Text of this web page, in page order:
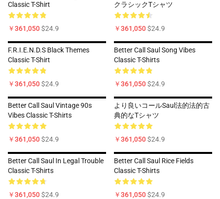
Classic T-Shirt
￥361,050$24.9
クラシックTシャツ
￥361,050$24.9
F.R.I.E.N.D.S Black Themes
Classic T-Shirt
￥361,050$24.9
Better Call Saul Song Vibes
Classic T-Shirts
￥361,050$24.9
Better Call Saul Vintage 90s
Vibes Classic T-Shirts
￥361,050$24.9
より良いコールSaul法的法的古
典的なTシャツ
￥361,050$24.9
Better Call Saul In Legal Trouble
Classic T-Shirts
￥361,050$24.9
Better Call Saul Rice Fields
Classic T-Shirts
￥361,050$24.9